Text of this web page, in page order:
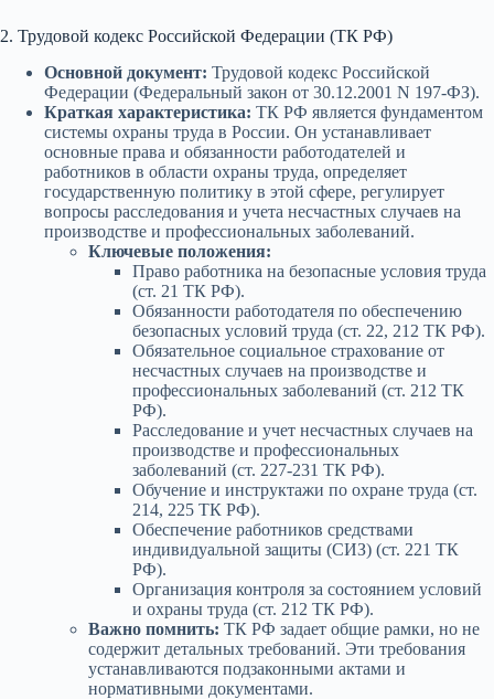
2. Трудовой кодекс Российской Федерации (ТК РФ)
Основной документ: Трудовой кодекс Российской
Федерации (Федеральный закон от 30.12.2001 N 197-ФЗ).
Краткая характеристика: ТК РФ является фундаментом
системы охраны труда в России. Он устанавливает
основные права и обязанности работодателей и
работников в области охраны труда, определяет
государственную политику в этой сфере, регулирует
вопросы расследования и учета несчастных случаев на
производстве и профессиональных заболеваний.
Ключевые положения:
Право работника на безопасные условия труда
(ст. 21 ТК РФ).
Обязанности работодателя по обеспечению
безопасных условий труда (ст. 22, 212 ТК РФ).
Обязательное социальное страхование от
несчастных случаев на производстве и
профессиональных заболеваний (ст. 212 ТК
РФ).
Расследование и учет несчастных случаев на
производстве и профессиональных
заболеваний (ст. 227-231 ТК РФ).
Обучение и инструктажи по охране труда (ст.
214, 225 ТК РФ).
Обеспечение работников средствами
индивидуальной защиты (СИЗ) (ст. 221 ТК
РФ).
Организация контроля за состоянием условий
и охраны труда (ст. 212 ТК РФ).
Важно помнить: ТК РФ задает общие рамки, но не
содержит детальных требований. Эти требования
устанавливаются подзаконными актами и
нормативными документами.